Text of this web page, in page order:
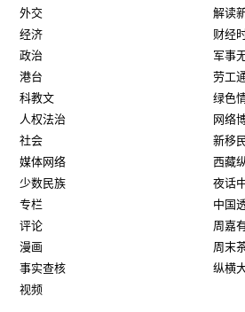
外交
经济
政治
港台
科教文
人权法治
社会
媒体网络
少数民族
专栏
评论
漫画
事实查核
视频
解读
财经
军事
劳工
绿色
网络
新移
西藏
夜话
中国
周嘉
周末
纵横